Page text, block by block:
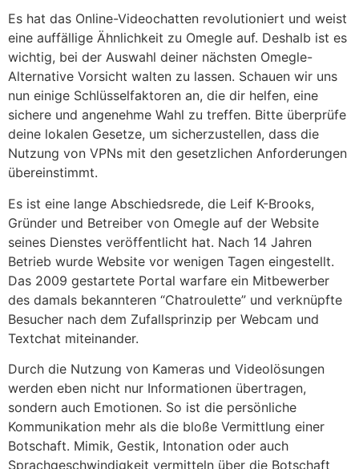
Es hat das Online-Videochatten revolutioniert und weist
eine auffällige Ähnlichkeit zu Omegle auf. Deshalb ist es
wichtig, bei der Auswahl deiner nächsten Omegle-
Alternative Vorsicht walten zu lassen. Schauen wir uns
nun einige Schlüsselfaktoren an, die dir helfen, eine
sichere und angenehme Wahl zu treffen. Bitte überprüfe
deine lokalen Gesetze, um sicherzustellen, dass die
Nutzung von VPNs mit den gesetzlichen Anforderungen
übereinstimmt.
Es ist eine lange Abschiedsrede, die Leif K-Brooks,
Gründer und Betreiber von Omegle auf der Website
seines Dienstes veröffentlicht hat. Nach 14 Jahren
Betrieb wurde Website vor wenigen Tagen eingestellt.
Das 2009 gestartete Portal warfare ein Mitbewerber
des damals bekannteren “Chatroulette” und verknüpfte
Besucher nach dem Zufallsprinzip per Webcam und
Textchat miteinander.
Durch die Nutzung von Kameras und Videolösungen
werden eben nicht nur Informationen übertragen,
sondern auch Emotionen. So ist die persönliche
Kommunikation mehr als die bloße Vermittlung einer
Botschaft. Mimik, Gestik, Intonation oder auch
Sprachgeschwindigkeit vermitteln über die Botschaft